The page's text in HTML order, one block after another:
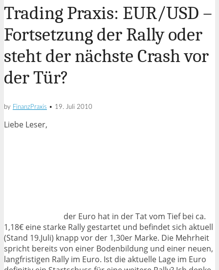
Trading Praxis: EUR/USD –
Fortsetzung der Rally oder
steht der nächste Crash vor
der Tür?
by FinanzPraxis • 19. Juli 2010
Liebe Leser,
der Euro hat in der Tat vom Tief bei ca.
1,18€ eine starke Rally gestartet und befindet sich aktuell
(Stand 19.Juli) knapp vor der 1,30er Marke. Die Mehrheit
spricht bereits von einer Bodenbildung und einer neuen,
langfristigen Rally im Euro. Ist die aktuelle Lage im Euro